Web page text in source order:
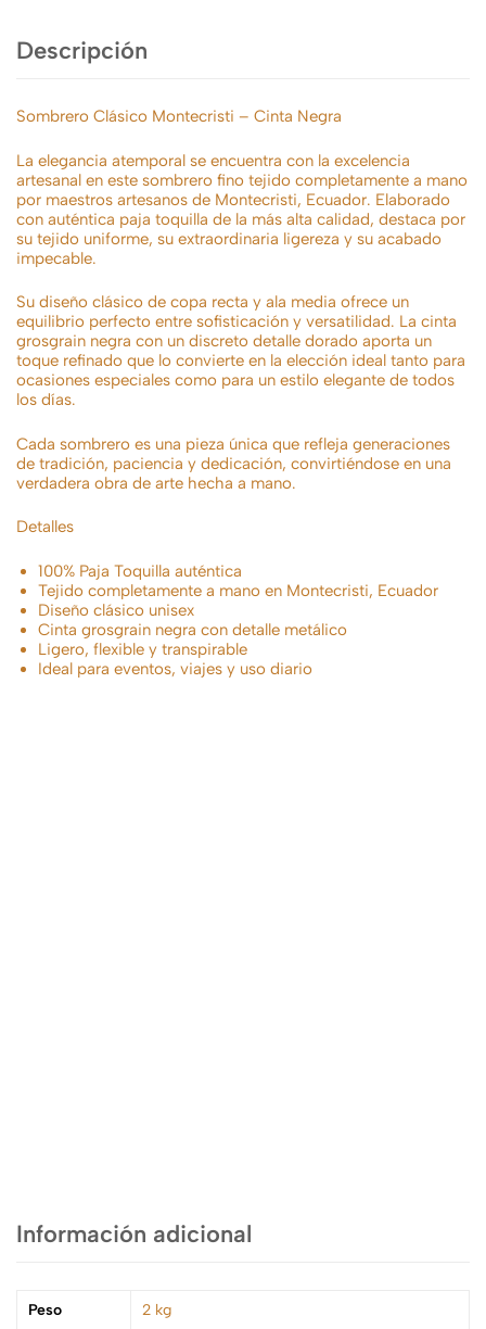
Descripción
Sombrero Clásico Montecristi – Cinta Negra
La elegancia atemporal se encuentra con la excelencia
artesanal en este sombrero fino tejido completamente a mano
por maestros artesanos de Montecristi, Ecuador. Elaborado
con auténtica paja toquilla de la más alta calidad, destaca por
su tejido uniforme, su extraordinaria ligereza y su acabado
impecable.
Su diseño clásico de copa recta y ala media ofrece un
equilibrio perfecto entre sofisticación y versatilidad. La cinta
grosgrain negra con un discreto detalle dorado aporta un
toque refinado que lo convierte en la elección ideal tanto para
ocasiones especiales como para un estilo elegante de todos
los días.
Cada sombrero es una pieza única que refleja generaciones
de tradición, paciencia y dedicación, convirtiéndose en una
verdadera obra de arte hecha a mano.
Detalles
100% Paja Toquilla auténtica
Tejido completamente a mano en Montecristi, Ecuador
Diseño clásico unisex
Cinta grosgrain negra con detalle metálico
Ligero, flexible y transpirable
Ideal para eventos, viajes y uso diario
Información adicional
Peso 2 kg